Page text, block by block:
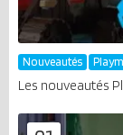
Nouveautés
Les nouveautés